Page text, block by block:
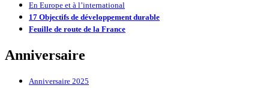
En Europe et à l’international
17 Objectifs de développement durable
Feuille de route de la France
Anniversaire
Anniversaire 2025